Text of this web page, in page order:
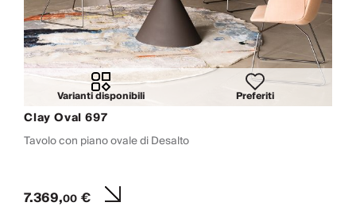
Varianti disponibili Preferiti
Clay Oval 697
Tavolo con piano ovale di Desalto
7.369,00€